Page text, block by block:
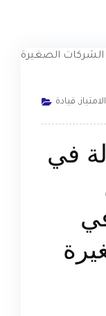
, قيادة
في